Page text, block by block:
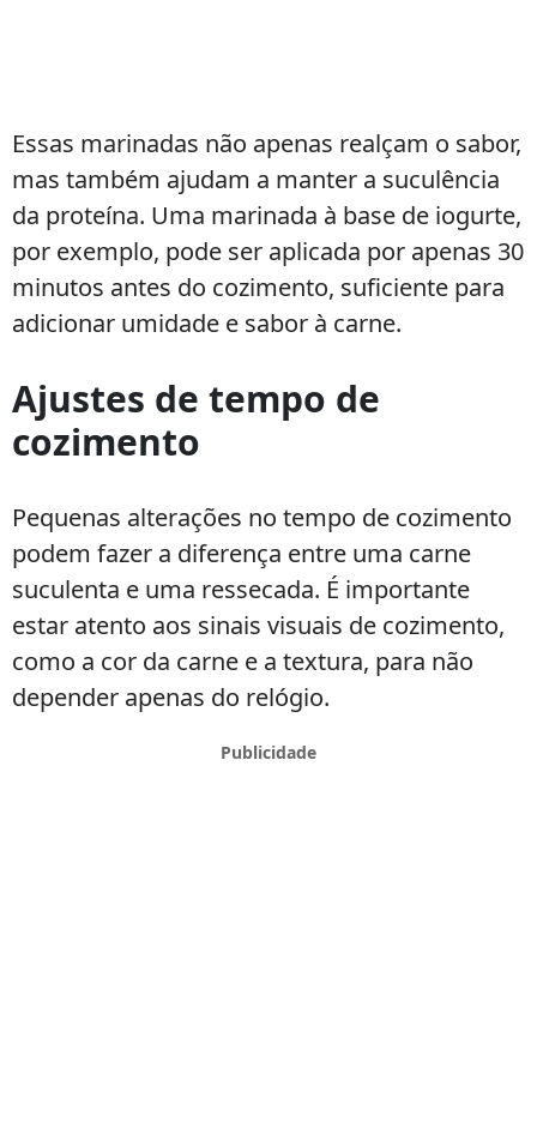
Essas marinadas não apenas realçam o sabor,
mas também ajudam a manter a suculência
da proteína. Uma marinada à base de iogurte,
por exemplo, pode ser aplicada por apenas 30
minutos antes do cozimento, suficiente para
adicionar umidade e sabor à carne.
Ajustes de tempo de
cozimento
Pequenas alterações no tempo de cozimento
podem fazer a diferença entre uma carne
suculenta e uma ressecada. É importante
estar atento aos sinais visuais de cozimento,
como a cor da carne e a textura, para não
depender apenas do relógio.